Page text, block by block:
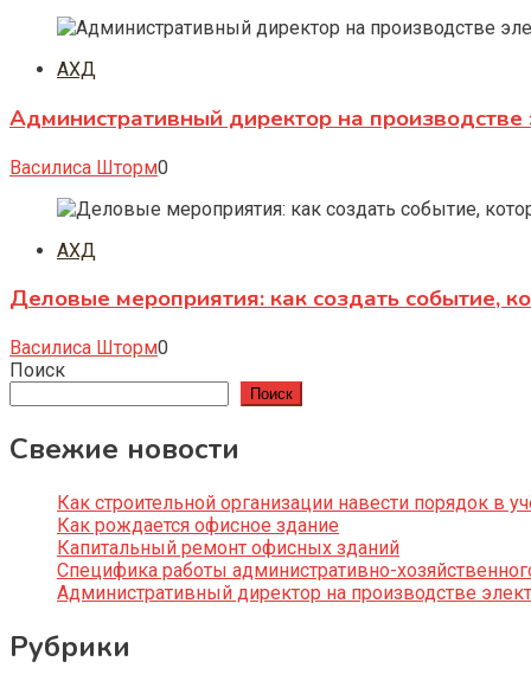
АХД
Административный директор на производстве
Василиса Шторм0
АХД
Деловые мероприятия: как создать событие,
Василиса Шторм0
Поиск
Поиск
Свежие новости
Как строительной организации навести порядок в
Как рождается офисное здание
Капитальный ремонт офисных зданий
Специфика работы административно-
Административный директор на производстве
Рубрики